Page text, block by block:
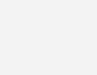
Chancen für Agri-PV
von Batteriespeichern